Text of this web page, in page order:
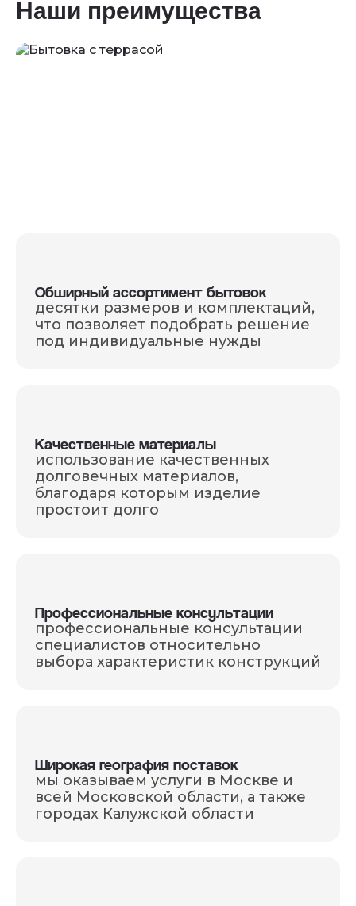
оформлении заказа.
Наши преимущества
Обширный ассортимент бытовок
десятки размеров и комплектаций,
что позволяет подобрать решение
под индивидуальные нужды
Качественные материалы
использование качественных
долговечных материалов,
благодаря которым изделие
простоит долго
Профессиональные консультации
профессиональные консультации
специалистов относительно
выбора характеристик конструкций
Широкая география поставок
мы оказываем услуги в Москве и
всей Московской области, а также
городах Калужской области